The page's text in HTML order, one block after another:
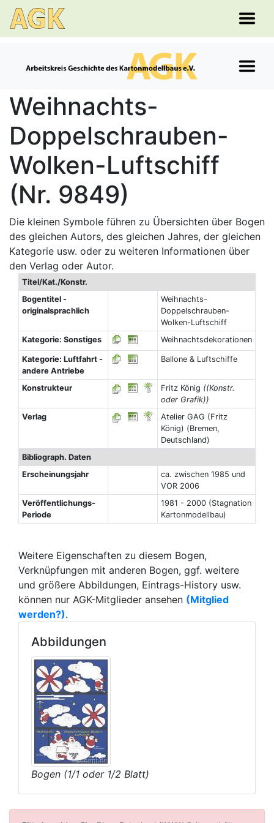
Weihnachts-
Doppelschrauben-
Wolken-Luftschiff
(Nr. 9849)
Die kleinen Symbole führen zu Übersichten über Bogen
des gleichen Autors, des gleichen Jahres, der gleichen
Kategorie usw. oder zu weiteren Informationen über
den Verlag oder Autor.
Titel/Kat./Konstr.
Bogentitel -
originalsprachlich
Weihnachts-
Doppelschrauben-
Wolken-Luftschiff
Kategorie: Sonstiges
Weihnachtsdekorationen
Kategorie: Luftfahrt -
andere Antriebe
Ballone & Luftschiffe
Konstrukteur Fritz König ((Konstr.
oder Grafik))
Verlag
Atelier GAG (Fritz
König) (Bremen,
Deutschland)
Bibliograph. Daten
Erscheinungsjahr
ca. zwischen 1985 und
VOR 2006
Veröffentlichungs-
Periode
1981 - 2000 (Stagnation
Kartonmodellbau)
Weitere Eigenschaften zu diesem Bogen,
Verknüpfungen mit anderen Bogen, ggf. weitere
und größere Abbildungen, Eintrags-History usw.
können nur AGK-Mitglieder ansehen (Mitglied
werden?).
Abbildungen
Bogen (1/1 oder 1/2 Blatt)